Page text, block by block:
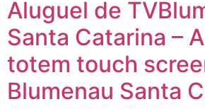
Aluguel de
Santa Catarina –
totem touch
Blumenau Santa